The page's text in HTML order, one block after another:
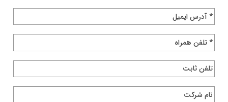
* آدرس ایمیل
* تلفن همراه
تلفن ثابت
نام شرکت